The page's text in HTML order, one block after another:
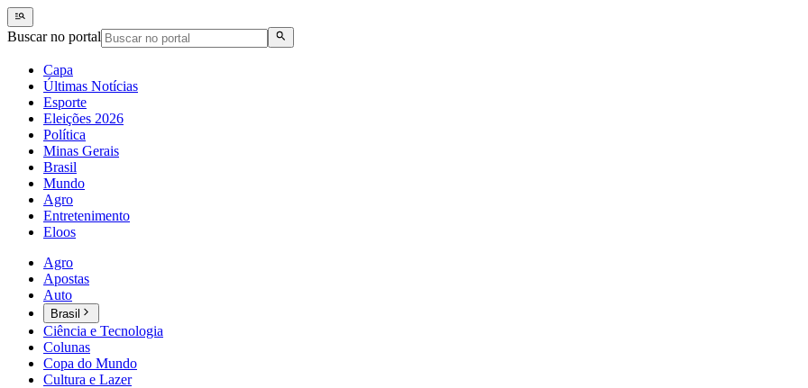
Buscar no portal
Capa
Últimas Notícias
Esporte
Eleições 2026
Política
Minas Gerais
Brasil
Mundo
Agro
Entretenimento
Eloos
Agro
Apostas
Auto
Brasil
Ciência e Tecnologia
Colunas
Copa do Mundo
Cultura e Lazer